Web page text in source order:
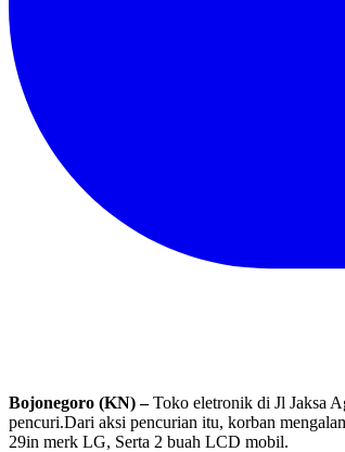
Bojonegoro (KN) –Toko eletronik di Jl Jaksa
pencuri.Dari aksi pencurian itu, korban
29in merk LG, Serta 2 buah LCD mobil.